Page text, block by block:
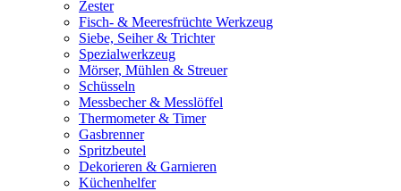
Zester
Fisch- & Meeresfrüchte Werkzeug
Siebe, Seiher & Trichter
Spezialwerkzeug
Mörser, Mühlen & Streuer
Schüsseln
Messbecher & Messlöffel
Thermometer & Timer
Gasbrenner
Spritzbeutel
Dekorieren & Garnieren
Küchenhelfer